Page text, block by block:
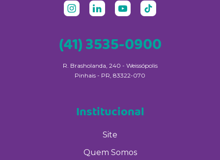
(41) 3535-0900
R. Brasholanda, 240 - Weissópolis
Pinhais - PR, 83322-070
Institucional
Site
Quem Somos